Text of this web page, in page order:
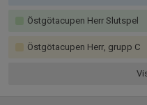
Östgötacupen Herr Slutspel
Östgötacupen Herr, grupp C